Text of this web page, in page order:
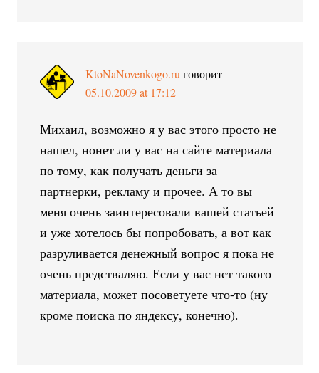
KtoNaNovenkogo.ru говорит
05.10.2009 at 17:12
Михаил, возможно я у вас этого просто не
нашел, нонет ли у вас на сайте материала
по тому, как получать деньги за
партнерки, рекламу и прочее. А то вы
меня очень заинтересовали вашей статьей
и уже хотелось бы попробовать, а вот как
разруливается денежный вопрос я пока не
очень предстваляю. Если у вас нет такого
материала, может посоветуете что-то (ну
кроме поиска по яндексу, конечно).